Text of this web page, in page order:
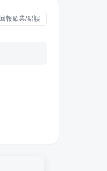
回報歇業/錯誤